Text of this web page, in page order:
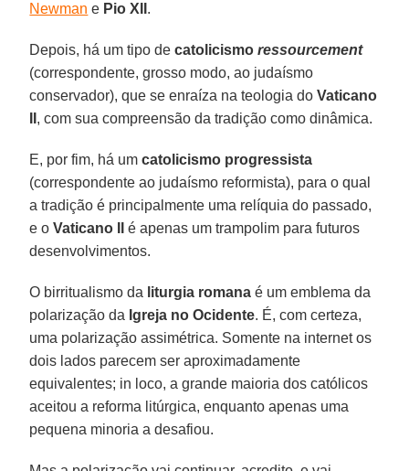
Newman e Pio XII .
Depois, há um tipo decatolicismoressourcement
(correspondente, grosso modo, ao judaísmo
conservador), que se enraíza na teologia doVaticano
, com sua compreensão da tradição como dinâmica.
E, por fim, há umcatolicismo progressista
(correspondente ao judaísmo reformista), para o qual
a tradição é principalmente uma relíquia do passado,
e oVaticano II
é apenas um trampolim para futuros
desenvolvimentos.
O birritualismo da liturgia romana é um emblema da
polarização da Igreja no Ocidente. É, com certeza,
uma polarização assimétrica. Somente na internet os
dois lados parecem ser aproximadamente
equivalentes; in loco, a grande maioria dos católicos
aceitou a reforma litúrgica, enquanto apenas uma
pequena minoria a desafiou.